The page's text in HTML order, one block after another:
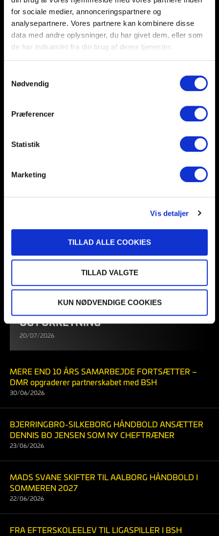
for sociale medier, annonceringspartnere og
analysepartnere. Vores partnere kan kombinere disse
data med andre oplysninger, du har givet dem, eller som
de har indsamlet fra din brug af deres tjenester.
Nødvendig
Præferencer
Statistik
Marketing
Vis detaljer
TILLAD ALLE COOKIES
TILLAD VALGTE
KUN NØDVENDIGE COOKIES
BSH HENTER DET NORSKE
31/07/2026
ERHVERVSNETVÆRKET I
BJERRINGBRO-SILKEBORG
HÅNDBOLD SKABER RELATIONER –
OG FORRETNING
20/07/2026
MERE END 10 ÅRS SAMARBEJDE FORTSÆTTER –
DMR opgraderer partnerskabet med BSH
30/06/2026
BJERRINGBRO-SILKEBORG HÅNDBOLD ANSÆTTER
DENNIS BO JENSEN SOM NY CHEFTRÆNER
23/06/2026
MADS SVANE SKIFTER TIL AALBORG HÅNDBOLD I
SOMMEREN 2027
22/06/2026
FRA EFTERSKOLEELEV TIL LIGASPILLER I BSH